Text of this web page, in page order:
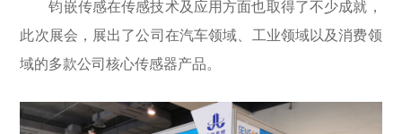
钧嵌传感在传感技术及应用方面也取得了不少成就，
此次展会，展出了公司在汽车领域、工业领域以及消费领
域的多款公司核心传感器产品。